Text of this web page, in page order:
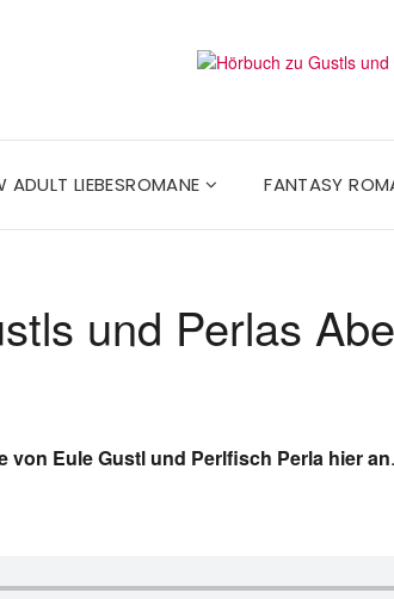
ADULT LIEBESROMANE FANTASY
und Perlas
von Eule Gustl und Perlfisch Perla hier an